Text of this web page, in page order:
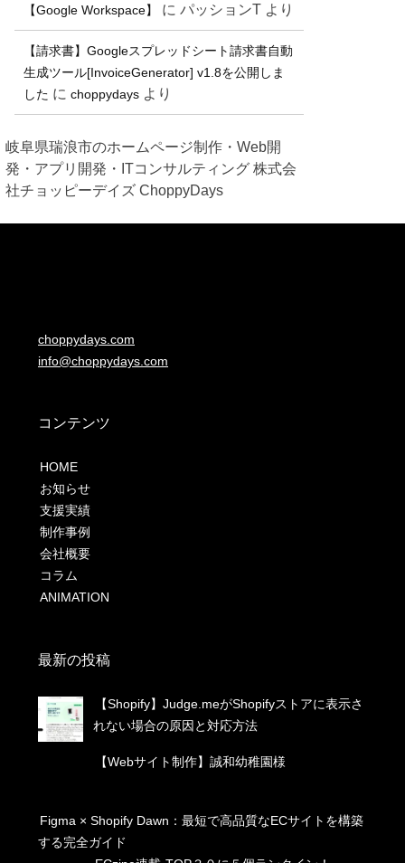
【Google Workspace】
に パッションT より
【請求書】Googleスプレッドシート請求書自動
生成ツール[InvoiceGenerator] v1.8を公開しま
した に choppydays より
岐阜県瑞浪市のホームページ制作・Web開
発・アプリ開発・ITコンサルティング 株式会
社チョッピーデイズ ChoppyDays
choppydays.com
info@choppydays.com
コンテンツ
HOME
お知らせ
支援実績
制作事例
会社概要
コラム
ANIMATION
最新の投稿
【Shopify】Judge.meがShopifyストアに表示さ
れない場合の原因と対応方法
【Webサイト制作】誠和幼稚園様
Figma × Shopify Dawn：最短で高品質なECサイトを構築
する完全ガイド